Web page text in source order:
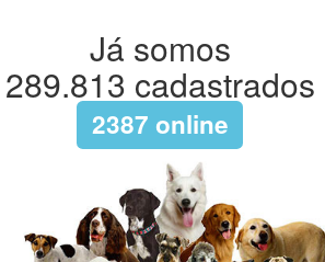
Já somos
289.813 cadastrados
2387 online